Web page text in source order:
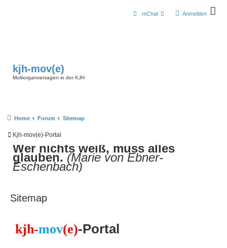
Anmelden
mChat
kjh-mov(e)
Multiorganversagen in der KJH
Home Forum Sitemap
Kjh-mov(e)-Portal
Wer nichts weiß, muss alles
glauben. (Marie von Ebner-
Eschenbach)
Sitemap
kjh-mov(e)-Portal